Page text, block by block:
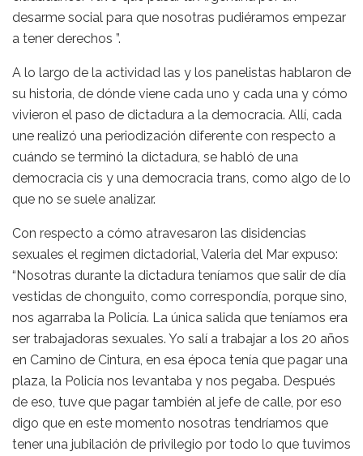
desarme social para que nosotras pudiéramos empezar
a tener derechos ”.
A lo largo de la actividad las y los panelistas hablaron de
su historia, de dónde viene cada uno y cada una y cómo
vivieron el paso de dictadura a la democracia. Allí, cada
une realizó una periodización diferente con respecto a
cuándo se terminó la dictadura, se habló de una
democracia cis y una democracia trans, como algo de lo
que no se suele analizar.
Con respecto a cómo atravesaron las disidencias
sexuales el regimen dictadorial, Valeria del Mar expuso:
“Nosotras durante la dictadura teníamos que salir de día
vestidas de chonguito, como correspondía, porque sino,
nos agarraba la Policía. La única salida que teníamos era
ser trabajadoras sexuales. Yo salí a trabajar a los 20 años
en Camino de Cintura, en esa época tenía que pagar una
plaza, la Policía nos levantaba y nos pegaba. Después
de eso, tuve que pagar también al jefe de calle, por eso
digo que en este momento nosotras tendríamos que
tener una jubilación de privilegio por todo lo que tuvimos